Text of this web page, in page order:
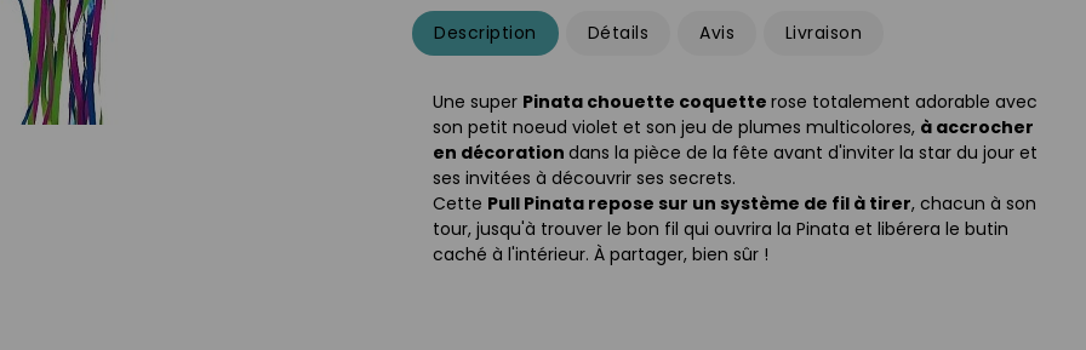
Description Détails Avis Livraison
Une super Pinata chouette coquetterose totalement adorable avec
son petit noeud violet et son jeu de plumes multicolores, à accrocher
en décorationdans la pièce de la fête avant d'inviter la star du jour et
ses invitées à découvrir ses secrets.
Cette Pull Pinata repose sur un système de fil à tirer, chacun à son
tour, jusqu'à trouver le bon fil qui ouvrira la Pinata et libérera le butin
caché à l'intérieur. À partager, bien sûr !